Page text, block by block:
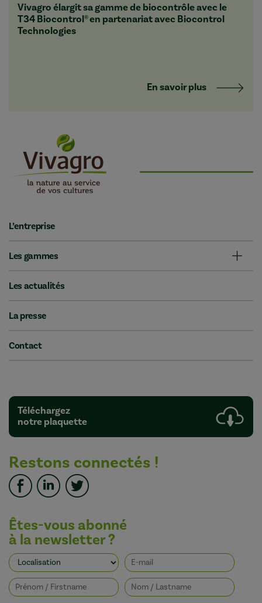
Vivagro élargit sa gamme de biocontrôle avec le
T34 Biocontrol® en partenariat avec Biocontrol
Technologies
En savoir plus
L’entreprise
Les gammes
Les actualités
La presse
Contact
Téléchargez
notre plaquette
Restons connectés !
Êtes-vous abonné
à la newsletter ?